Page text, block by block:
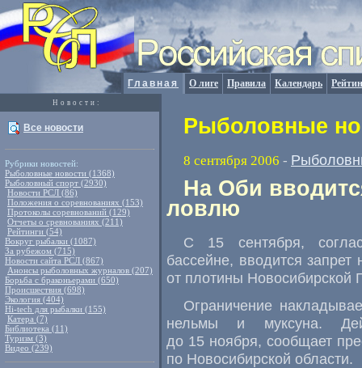
Главная О лиге Правила Календарь
Новости:
Все новости
Рубрики новостей:
Рыболовные новости (1368)
Рыболовный спорт (2930)
Новости РСЛ (86)
Положения о соревнованиях (153)
Протоколы соревнований (129)
Отчеты о сревнованиях (211)
Рейтинги (54)
Вокруг рыбалки (1087)
За рубежом (715)
Новости сайта РСЛ (867)
Анонсы рыболовных журналов (207)
Борьба с браконьерами (650)
Происшествия (698)
Экология (404)
Hi-tech для рыбалки (155)
Катера (7)
Библиотека (11)
Туризм (3)
Видео (239)
Рыболовные
8 сентября 2006 -
На Оби
ловлю
С 15 сентября,
бассейне, вводится
от плотины Новосибирской
Ограничение
нельмы и муксуна.
до 15 ноября, сообщает
по Новосибирской области.